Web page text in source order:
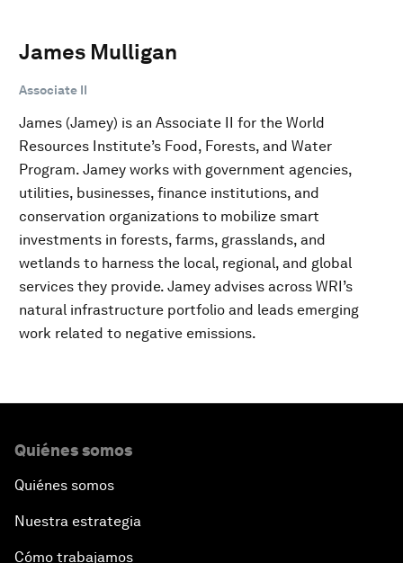
James Mulligan
Associate II
James (Jamey) is an Associate II for the World
Resources Institute’s Food, Forests, and Water
Program. Jamey works with government agencies,
utilities, businesses, finance institutions, and
conservation organizations to mobilize smart
investments in forests, farms, grasslands, and
wetlands to harness the local, regional, and global
services they provide. Jamey advises across WRI’s
natural infrastructure portfolio and leads emerging
work related to negative emissions.
Quiénes somos
Quiénes somos
Nuestra estrategia
Cómo trabajamos